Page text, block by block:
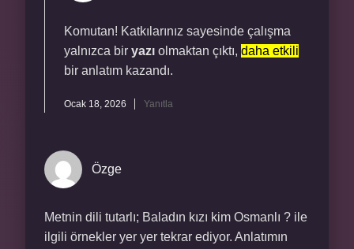
Komutan! Katkılarınız sayesinde çalışma
yalnızca bir yazı olmaktan çıktı, daha etkili
bir anlatım kazandı.
Ocak 18, 2026 Yanıtla
Özge
Metnin dili tutarlı; Baladın kızı kim Osmanlı ? ile
ilgili örnekler yer yer tekrar ediyor. Anlatımın